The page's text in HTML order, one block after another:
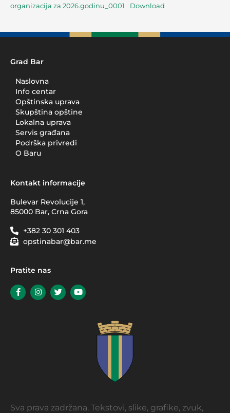
organizacija za 2026.godinu_0001
Download
Grad Bar
Naslovna
Info centar
Opštinska uprava
Skupština opštine
Lokalna uprava
Servis građana
Podrška privredi
O Baru
Kontakt informacije
Bulevar Revolucije 1,
85000 Bar, Crna Gora
+382 30 301 403
opstinabar@bar.me
Pratite nas
Sva prava zadržana. Tekstovi, slike, grafike, zvuk,